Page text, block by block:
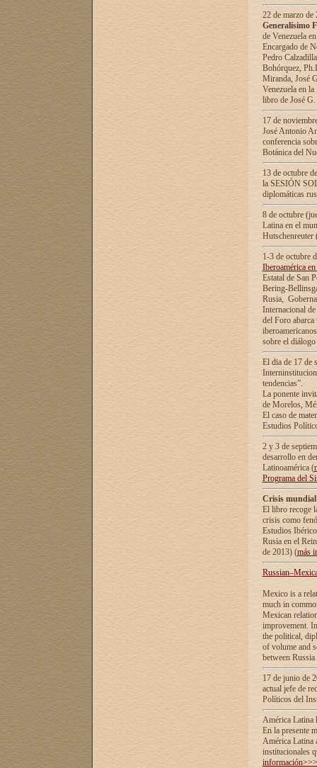
22 de marzo
Generalísimo
de Venezuela
Encargado de
Pedro
Bohórquez,
Miranda, José
Venezuela en
libro de José
17 de
José Antonio
conferencia
Botánica del
13 de octubre
la SESIÓN
diplomáticas
8 de octubre
Latina en el
1-3 de octubre
Iberoamérica
Estatal de San
Bering-
Rusia,
Internacional
del Foro
sobre el
El dia de 17 de
tendencias”.
La ponente
de Morelos,
El caso de
Estudios
2 y 3 de
desarrollo en
Latinoamérica (
Programa del
Crisis
El libro recoge
crisis como
Estudios
Rusia en el
de 2013) (más
Mexico is a
much in
Mexican
improvement.
the political,
of volume and
between
17 de junio de
actual jefe de
Políticos del
América Latina
En la presente
América Latina
institucionales
información>>>